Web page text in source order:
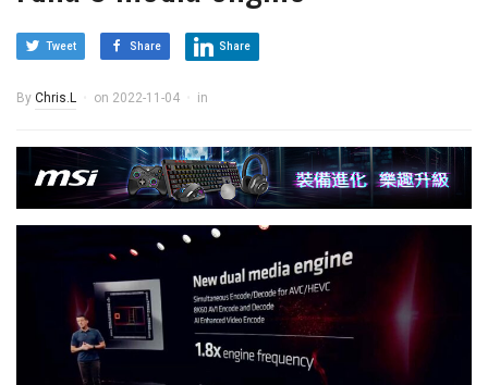
Tweet Share Share
By Chris.L on 2022-11-04 in